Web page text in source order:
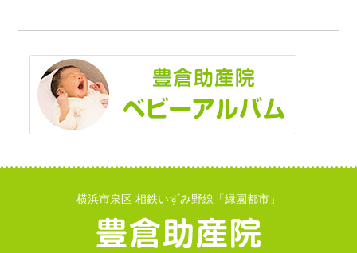
横浜市泉区 相鉄いずみ野線「緑園都市」